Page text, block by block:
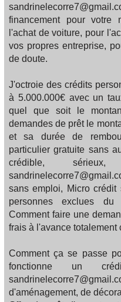
financement pour votre
l'achat de voiture, pour
vos propres entreprise,
de doute.
J'octroie des crédits
à 5.000.000€ avec un
quel que soit le
demandes de prêt le
et sa durée de
particulier gratuite sans
crédible,
sans emploi, Micro
personnes exclues du
Comment faire une
frais à l'avance totalement
Comment ça se passe
fonctionne un
d'aménagement, de